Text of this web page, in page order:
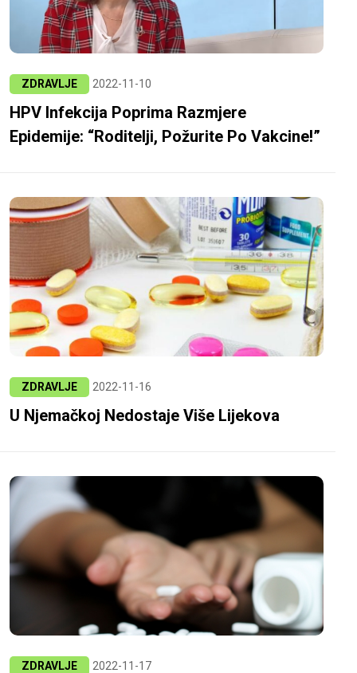
ZDRAVLJE 2022-11-10
HPV Infekcija Poprima Razmjere
Epidemije: “Roditelji, Požurite Po Vakcine!”
ZDRAVLJE 2022-11-16
U Njemačkoj Nedostaje Više Lijekova
ZDRAVLJE 2022-11-17